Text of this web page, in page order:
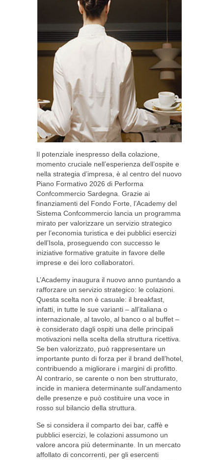
Il potenziale inespresso della colazione,
momento cruciale nell’esperienza dell’ospite e
nella strategia d’impresa, è al centro del nuovo
Piano Formativo 2026 di Performa
Confcommercio Sardegna. Grazie ai
finanziamenti del Fondo Forte, l’Academy del
Sistema Confcommercio lancia un programma
mirato per valorizzare un servizio strategico
per l’economia turistica e dei pubblici esercizi
dell’Isola, proseguendo con successo le
iniziative formative gratuite in favore delle
imprese e dei loro collaboratori.
L’Academy inaugura il nuovo anno puntando a
rafforzare un servizio strategico: le colazioni.
Questa scelta non è casuale: il breakfast,
infatti, in tutte le sue varianti – all’italiana o
internazionale, al tavolo, al banco o al buffet –
è considerato dagli ospiti una delle principali
motivazioni nella scelta della struttura ricettiva.
Se ben valorizzato, può rappresentare un
importante punto di forza per il brand dell’hotel,
contribuendo a migliorare i margini di profitto.
Al contrario, se carente o non ben strutturato,
incide in maniera determinante sull’andamento
delle presenze e può costituire una voce in
rosso sul bilancio della struttura.
Se si considera il comparto dei bar, caffè e
pubblici esercizi, le colazioni assumono un
valore ancora più determinante. In un mercato
affollato di concorrenti, per gli esercenti